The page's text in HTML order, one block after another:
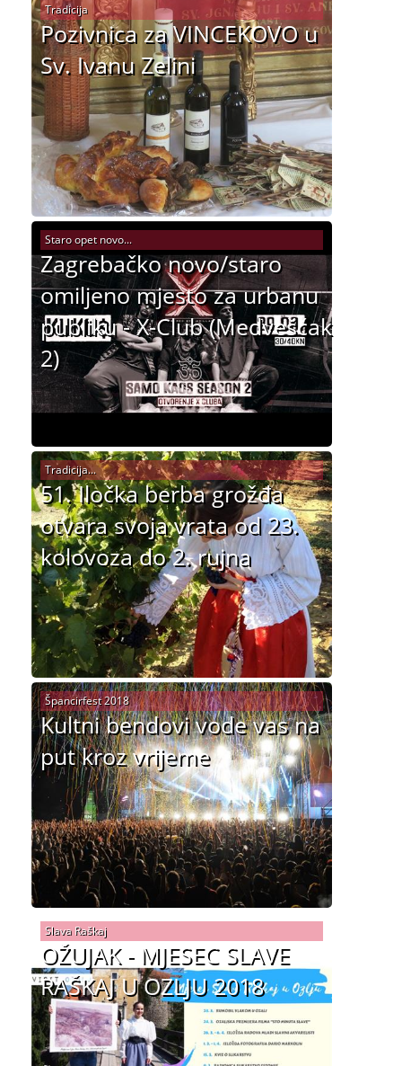
Pozivnica za VINCEKOVO u
Sv. Ivanu Zelini
Tradicija
Zagrebačko novo/staro
omiljeno mjesto za urbanu
publiku - X-Club (Medvešćak
2)
Staro opet novo...
51. Iločka berba grožđa
otvara svoja vrata od 23.
kolovoza do 2. rujna
Tradicija...
Kultni bendovi vode vas na
put kroz vrijeme
Špancirfest 2018
OŽUJAK - MJESEC SLAVE
RAŠKAJ U OZLJU 2018
Slava Raškaj